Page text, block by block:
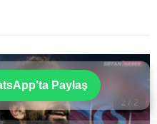
2 / 2
Paylaş